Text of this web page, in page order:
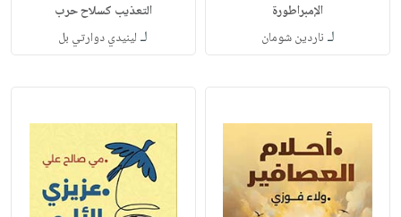
الإمبراطورة
لـ ناردين شومان
التعذيب كسلاح حرب
لـ لينيدي دوارتي بل